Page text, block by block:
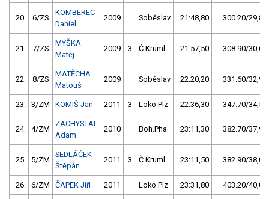
20. 6/ZS
KOMBEREC
Daniel
2009 Soběslav 21:48,80 300.20/29,8
21. 7/ZS
MYŠKA
Matěj
2009 3 Č.Kruml. 21:57,50 308.90/30,6
22. 8/ZS
MATĚCHA
Matouš
2009 Soběslav 22:20,20 331.60/32,9
23. 3/ZM KOMIŠ Jan 2011 3 Loko Plz 22:36,30 347.70/34,5
24. 4/ZM
ZACHYSTAL
Adam
2010 Boh.Pha 23:11,30 382.70/37,9
25. 5/ZM
SEDLÁČEK
Štěpán
2011 3 Č.Kruml. 23:11,50 382.90/38,0
26. 6/ZM ČAPEK Jiří 2011 Loko Plz 23:31,80 403.20/40,0